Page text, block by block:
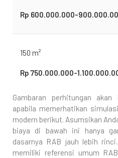
Rp 600.000.000-
150 m²
Rp 750.000.000-
Gambaran perhitungan
apabila memerhatikan
modern berikut. Asumsikan
biaya di bawah ini hanya
dasarnya RAB jauh lebih
memiliki referensi umum